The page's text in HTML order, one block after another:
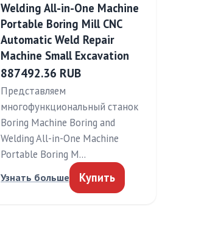
Welding All-in-One Machine
Portable Boring Mill CNC
Automatic Weld Repair
Machine Small Excavation
887492.36 RUB
Представляем
многофункциональный станок
Boring Machine Boring and
Welding All-in-One Machine
Portable Boring M…
Узнать больше Купить